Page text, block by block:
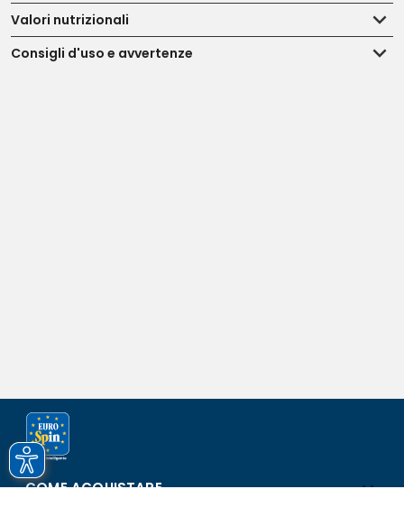
Valori nutrizionali
Consigli d'uso e avvertenze
COME ACQUISTARE